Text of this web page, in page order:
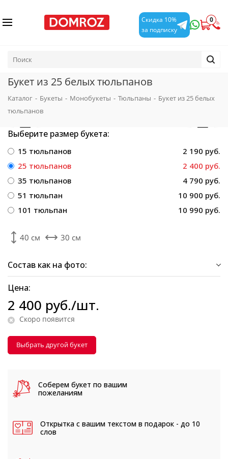
Скидка 10%
за подписку
0
Букет из 25 белых тюльпанов
Каталог - Букеты - Монобукеты - Тюльпаны - Букет из 25 белых
тюльпанов
Выберите размер букета:
15 тюльпанов
2 190 руб.
25 тюльпанов
2 400 руб.
35 тюльпанов
4 790 руб.
51 тюльпан
10 900 руб.
101 тюльпан
10 990 руб.
40 см 30 см
Состав как на фото:
Цена:
2 400 руб./шт.
Скоро появится
Выбрать другой букет
Соберем букет по вашим
пожеланиям
Открытка с вашим текстом в подарок - до 10
слов